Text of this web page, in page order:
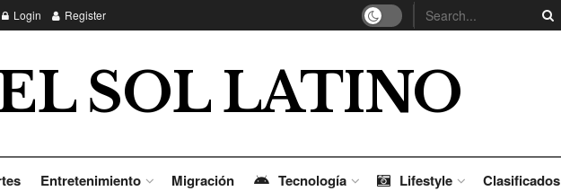
Login Register
SOL LATINO
Entretenimiento Migración Tecnología Lifestyle Clasificados